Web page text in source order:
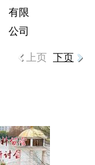
有限
公司
上页 下页